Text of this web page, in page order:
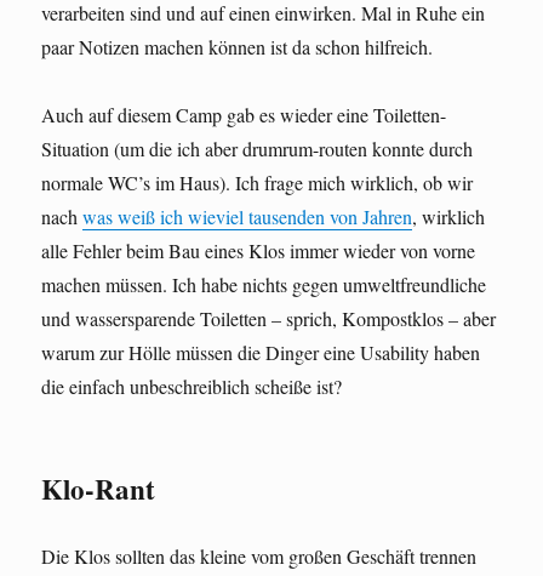
verarbeiten sind und auf einen einwirken. Mal in Ruhe ein
paar Notizen machen können ist da schon hilfreich.
Auch auf diesem Camp gab es wieder eine Toiletten-
Situation (um die ich aber drumrum-routen konnte durch
normale WC’s im Haus). Ich frage mich wirklich, ob wir
nachwas weiß ich wieviel tausenden von Jahren, wirklich
alle Fehler beim Bau eines Klos immer wieder von vorne
machen müssen. Ich habe nichts gegen umweltfreundliche
und wassersparende Toiletten – sprich, Kompostklos – aber
warum zur Hölle müssen die Dinger eine Usability haben
die einfach unbeschreiblich scheiße ist?
Klo-Rant
Die Klos sollten das kleine vom großen Geschäft trennen